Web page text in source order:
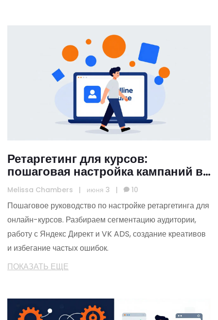
Ретаргетинг для курсов:
пошаговая настройка кампаний в
Яндекс и VK
Melissa Chambers | июня 3 | 10
Пошаговое руководство по настройке ретаргетинга для
онлайн-курсов. Разбираем сегментацию аудитории,
работу с Яндекс Директ и VK ADS, создание креативов
и избегание частых ошибок.
ПОКАЗАТЬ ЕЩЕ